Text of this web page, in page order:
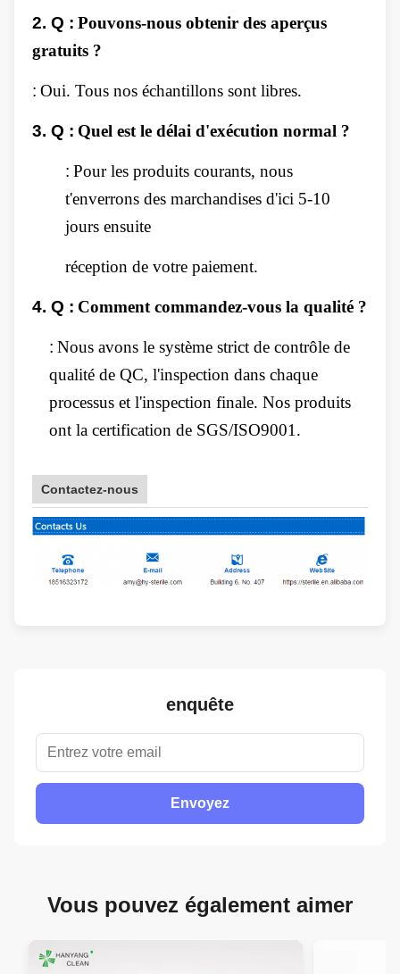
2. Q : Pouvons-nous obtenir des aperçus
gratuits ?
: Oui. Tous nos échantillons sont libres.
3. Q : Quel est le délai d'exécution normal ?
: Pour les produits courants, nous
t'enverrons des marchandises d'ici 5-10
jours ensuite
réception de votre paiement.
4. Q : Comment commandez-vous la qualité ?
: Nous avons le système strict de contrôle de
qualité de QC, l'inspection dans chaque
processus et l'inspection finale. Nos produits
ont la certification de SGS/ISO9001.
Contactez-nous
enquête
Envoyez
Vous pouvez également aimer